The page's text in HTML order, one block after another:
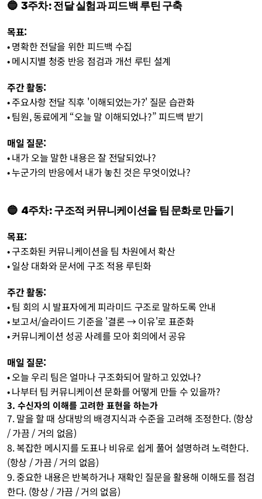
🔵  3주차: 전달 실험과 피드백 루틴 구축
목표:
• 명확한 전달을 위한 피드백 수집
• 메시지별 청중 반응 점검과 개선 루틴 설계
주간 활동:
• 주요사항 전달 직후 '이해되었는가?' 질문 습관화
• 팀원, 동료에게 “오늘 말 이해되었나?” 피드백 받기
매일 질문:
• 내가 오늘 말한 내용은 잘 전달되었나?
• 누군가의 반응에서 내가 놓친 것은 무엇이었나?
🔵  4주차: 구조적 커뮤니케이션을 팀 문화로 만들기
목표:
• 구조화된 커뮤니케이션을 팀 차원에서 확산
• 일상 대화와 문서에 구조 적용 루틴화
주간 활동:
• 팀 회의 시 발표자에게 피라미드 구조로 말하도록 안내
• 보고서/슬라이드 기준을 '결론 → 이유'로 표준화
• 커뮤니케이션 성공 사례를 모아 회의에서 공유
매일 질문:
• 오늘 우리 팀은 얼마나 구조화되어 말하고 있었나?
• 나부터 팀 커뮤니케이션 문화를 어떻게 만들 수 있을까?
3. 수신자의 이해를 고려한 표현을 하는가
7. 말을 할 때 상대방의 배경지식과 수준을 고려해 조정한다. (항상
/ 가끔 / 거의 없음)
8. 복잡한 메시지를 도표나 비유로 쉽게 풀어 설명하려 노력한다.
(항상 / 가끔 / 거의 없음)
9. 중요한 내용은 반복하거나 재확인 질문을 활용해 이해도를 점검
한다. (항상 / 가끔 / 거의 없음)